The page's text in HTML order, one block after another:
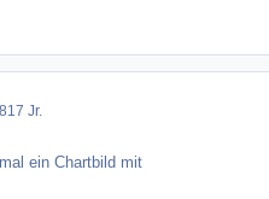
17 Jr.
ein Chartbild mit